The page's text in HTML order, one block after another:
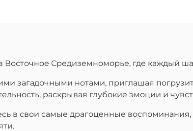
Восточное Средиземноморье, где каждый
загадочными нотами, приглашая
раскрывая глубокие эмоции и
в свои самые драгоценные